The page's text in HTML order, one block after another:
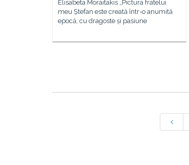
Elisabeta Moraitakis „Pictura fratelui
meu Ștefan este creată într-o anumită
epocă, cu dragoste și pasiune